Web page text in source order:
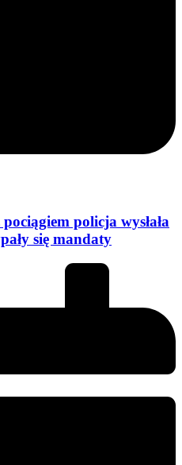
policja wysłała
się mandaty